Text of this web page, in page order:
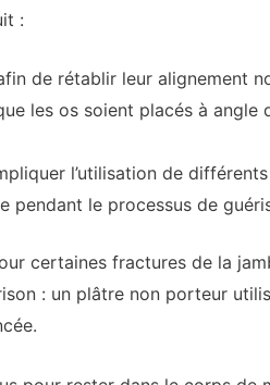
:
de rétablir leur alignement
les os soient placés à angle
l’utilisation de
pendant le processus de
certaines fractures de la
: un plâtre non porteur